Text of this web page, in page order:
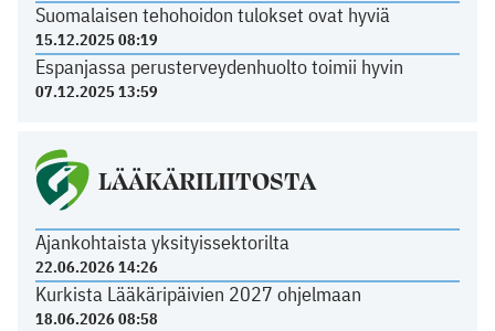
Suomalaisen tehohoidon tulokset ovat hyviä
15.12.2025 08:19
Espanjassa perusterveydenhuolto toimii hyvin
07.12.2025 13:59
LÄÄKÄRILIITOSTA
Ajankohtaista yksityissektorilta
22.06.2026 14:26
Kurkista Lääkäripäivien 2027 ohjelmaan
18.06.2026 08:58